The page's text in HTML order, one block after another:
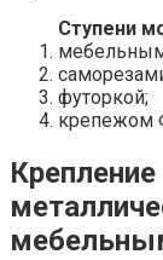
Ступени
футоркой;
крепежом